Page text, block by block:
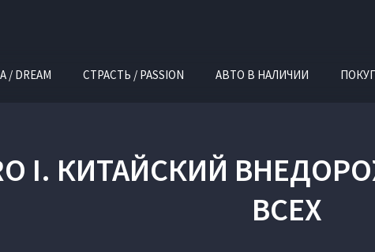
/ DREAM СТРАСТЬ / PASSION АВТО В НАЛИЧИИ
I. КИТАЙСКИЙ
ВСЕХ